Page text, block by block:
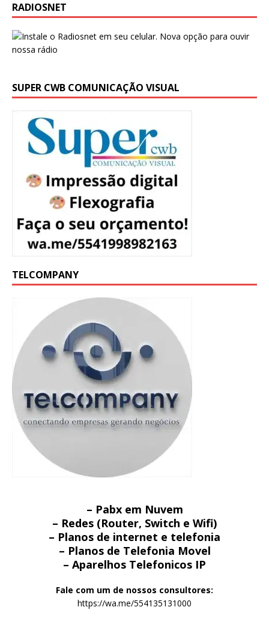
RADIOSNET
SUPER CWB COMUNICAÇÃO VISUAL
TELCOMPANY
– Pabx em Nuvem
– Redes (Router, Switch e Wifi)
– Planos de internet e telefonia
– Planos de Telefonia Movel
– Aparelhos Telefonicos IP
Fale com um de nossos consultores:
https://wa.me/554135131000